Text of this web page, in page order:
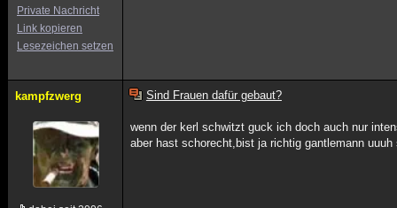
Private Nachricht
Link kopieren
Lesezeichen setzen
kampfzwerg Sind Frauen dafür gebaut?
wenn der kerl schwitzt guck ich doch auch nur
aber hast schorecht,bist ja richtig gantlemann uuuh